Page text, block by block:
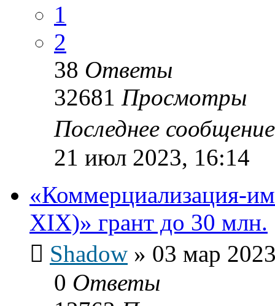
1
2
38 Ответы
32681 Просмотры
Последнее
21 июл 2023, 16:14
«Коммерциализация-
XIX)» грант до 30 млн.
Shadow » 03 мар
0 Ответы